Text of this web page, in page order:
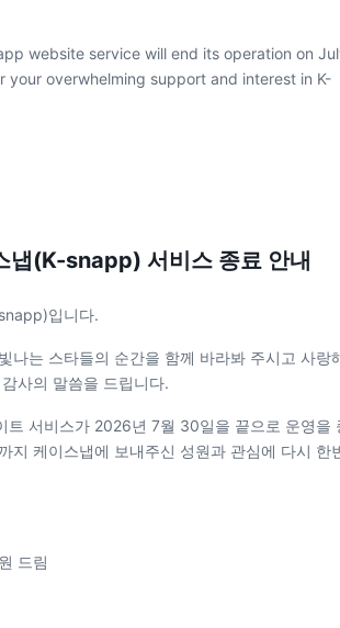
website service will end its operation on
your overwhelming support and interest in K-
냅(K-snapp) 서비스 종료 안내
입니다.
나는 스타들의 순간을 함께 바라봐 주시고 사랑
사의 말씀을 드립니다.
트 서비스가 2026년 7월 30일을 끝으로 운영을
지 케이스냅에 보내주신 성원과 관심에 다시 한
드림